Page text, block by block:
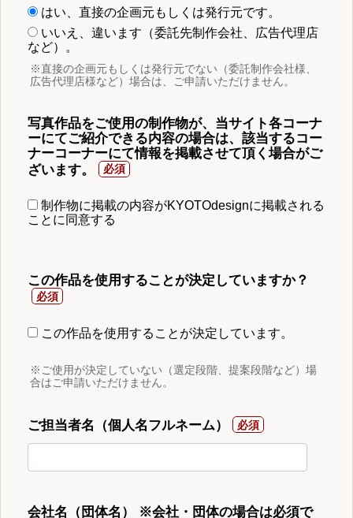
はい、直接の企画元もしくは発行元です。
いいえ、違います（委託先制作会社、広告代理店
など）。
※直接の企画元もしくは発行元でない（委託制作会社様、
広告代理店様など）場合は、ご申請いただけません。
写真作品をご使用の制作物が、当サイト各コーナ
ーにてご紹介できる内容の場合は、該当するコー
ナーコーナーにて情報を掲載させて頂く場合がご
ざいます。
制作物に掲載の内容がKYOTOdesignに掲載される
ことに同意する
この作品を使用することが決定していますか？
この作品を使用することが決定しています。
※ご使用が決定していない（選定段階、提案段階など）場
合はご申請いただけません。
ご担当者名（個人名フルネーム）
会社名（団体名） ※会社・団体の場合は必須で